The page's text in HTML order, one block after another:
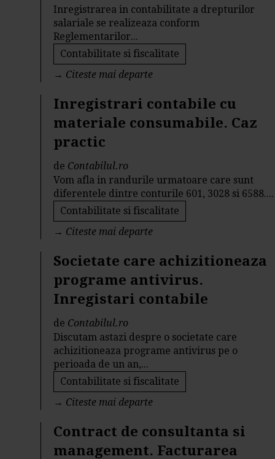
Inregistrarea in contabilitate a drepturilor
salariale se realizeaza conform
Reglementarilor...
Contabilitate si fiscalitate
→ Citeste mai departe
Inregistrari contabile cu
materiale consumabile. Caz
practic
de Contabilul.ro
Vom afla in randurile urmatoare care sunt
diferentele dintre conturile 601, 3028 si 6588....
Contabilitate si fiscalitate
→ Citeste mai departe
Societate care achizitioneaza
programe antivirus.
Inregistari contabile
de Contabilul.ro
Discutam astazi despre o societate care
achizitioneaza programe antivirus pe o
perioada de un an,...
Contabilitate si fiscalitate
→ Citeste mai departe
Contract de consultanta si
management. Facturarea